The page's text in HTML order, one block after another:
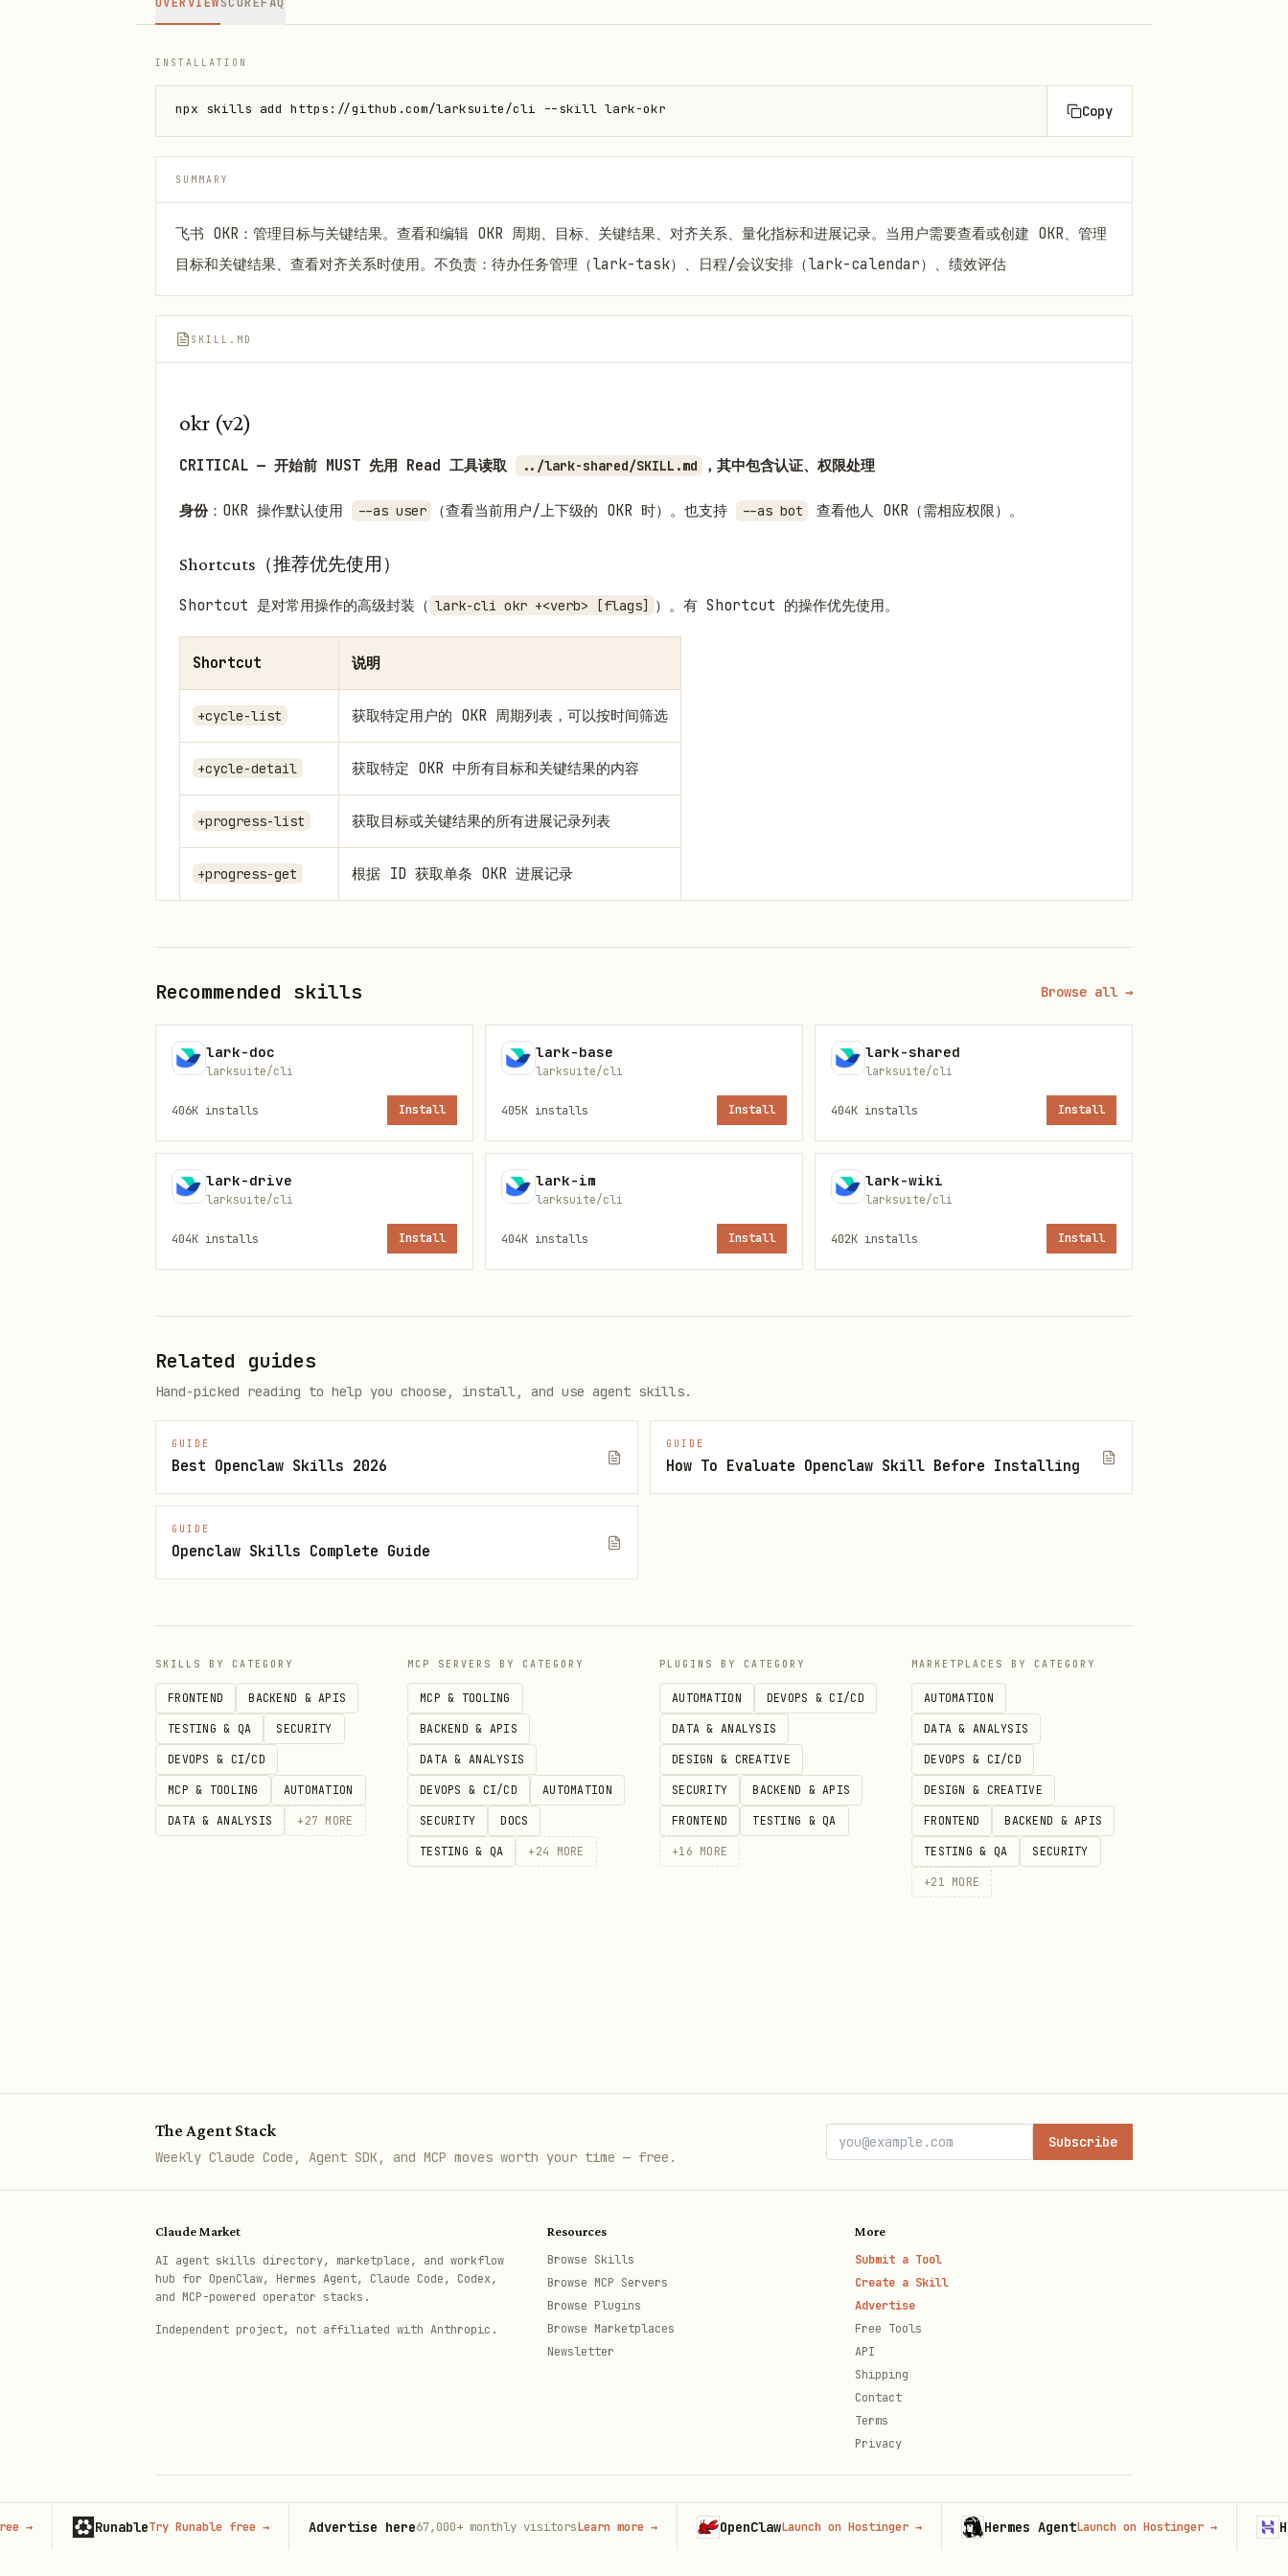
INSTALLATION
npx skills add https://github.com/larksuite/cli --skill lark-okr Copy
SUMMARY
飞书 OKR：管理目标与关键结果。查看和编辑 OKR 周期、目标、关键结果、对齐关系、量化指标和进展记录。当用户需要查看或创建 OKR、管理
目标和关键结果、查看对齐关系时使用。不负责：待办任务管理（lark-task）、日程/会议安排（lark-calendar）、绩效评估
SKILL.MD
okr (v2)
CRITICAL — 开始前 MUST 先用 Read 工具读取 ../lark-shared/SKILL.md ，其中包含认证、权限处理
身份：OKR 操作默认使用 --as user （查看当前用户/上下级的 OKR 时）。也支持 --as bot 查看他人 OKR（需相应权限）。
Shortcuts（推荐优先使用）
Shortcut 是对常用操作的高级封装（ lark-cli okr +<verb> [flags] ）。有 Shortcut 的操作优先使用。
Shortcut 说明
+cycle-list 获取特定用户的 OKR 周期列表，可以按时间筛选
+cycle-detail 获取特定 OKR 中所有目标和关键结果的内容
+progress-list 获取目标或关键结果的所有进展记录列表
+progress-get 根据 ID 获取单条 OKR 进展记录
删除指定 ID 的进展记录（不可恢复）
格式说明
OKR 业务实体 获取 OKR 实体结构，定义和关系，帮助你更好的使用 OKR 功能
— Objective/KeyResult/Progress 中 Content/Note 字段使用的富文本格式说明
API Resources
alignments
delete — 删除对齐关系
get
list
cycles
请求中必须携带对应周期下全部目标的 ID，否则会参数校验失败。以传入的目标ID顺序重新排列目标。
objectives_weight
— 更新用户周期下全部目标的权重
请求中必须同时修改对应周期下全部目标的权重，且所有权重值的和必须等于 1 ，否则会参数校验失败。例如周期下有 2 个目标时：
正确指令示例如下：
lark-cli okr cycles objectives_weight --params '{"cycle_id": "7000000000000000001"}' --data '{"objective_weights": [{"objective_id":
patch — 更新量化指标
key_results
patch — 更新关键结果
key_result.indicators
get — 获取目标
— 更新全部关键结果的位置
请求中必须携带对应周期下全部关键结果的 ID，否则会参数校验失败。以传入的关键结果ID顺序重新排列关键结果。
Recommended skills Browse all →
lark-doc
larksuite/cli
406K installs Install
lark-base
larksuite/cli
405K installs Install
lark-shared
larksuite/cli
404K installs Install
lark-drive
larksuite/cli
404K installs Install
lark-im
larksuite/cli
404K installs Install
lark-wiki
larksuite/cli
402K installs Install
Related guides
Hand-picked reading to help you choose, install, and use agent skills.
GUIDE
Best Openclaw Skills 2026
GUIDE
How To Evaluate Openclaw Skill Before Installing
GUIDE
Openclaw Skills Complete Guide
SKILLS BY CATEGORY
FRONTEND BACKEND & APIS
TESTING & QA SECURITY
DEVOPS & CI/CD
MCP & TOOLING AUTOMATION
DATA & ANALYSIS + 27 MORE
MCP SERVERS BY CATEGORY
MCP & TOOLING
BACKEND & APIS
DATA & ANALYSIS
DEVOPS & CI/CD AUTOMATION
SECURITY DOCS
TESTING & QA + 24 MORE
PLUGINS BY CATEGORY
AUTOMATION DEVOPS & CI/CD
DATA & ANALYSIS
DESIGN & CREATIVE
SECURITY BACKEND & APIS
FRONTEND TESTING & QA
+16 MORE
MARKETPLACES BY CATEGORY
AUTOMATION
DATA & ANALYSIS
DEVOPS & CI/CD
DESIGN & CREATIVE
FRONTEND BACKEND & APIS
TESTING & QA SECURITY
+21 MORE
The Agent Stack
Weekly Claude Code, Agent SDK, and MCP moves worth your time — free.
Subscribe
Claude Market
AI agent skills directory, marketplace, and workflow
hub for OpenClaw, Hermes Agent, Claude Code, Codex,
and MCP-powered operator stacks.
Independent project, not affiliated with Anthropic.
Resources
Browse Skills
Browse MCP Servers
Browse Plugins
Browse Marketplaces
Newsletter
More
Submit a Tool
Create a Skill
Advertise
Free Tools
API
Shipping
Contact
Terms
Privacy
© 2026 Claude Market · Not affiliated with
RunableTry Runable free→ Advertise here 67,000+monthly visitorsLearn more→ OpenClawLaunch on Hostinger→ Hermes AgentLaunch on Hostinger→